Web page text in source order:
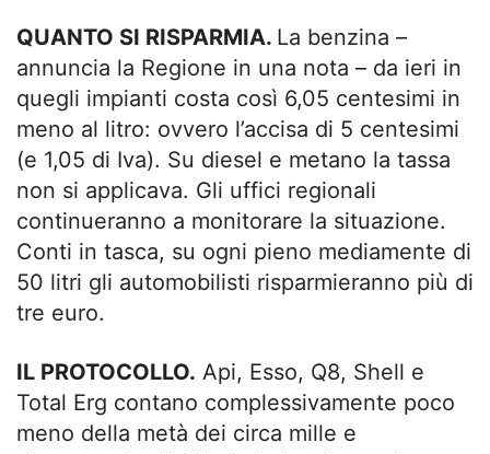
QUANTO SI RISPARMIA. La benzina –
annuncia la Regione in una nota – da ieri in
quegli impianti costa così 6,05 centesimi in
meno al litro: ovvero l’accisa di 5 centesimi
(e 1,05 di Iva). Su diesel e metano la tassa
non si applicava. Gli uffici regionali
continueranno a monitorare la situazione.
Conti in tasca, su ogni pieno mediamente di
50 litri gli automobilisti risparmieranno più di
tre euro.
IL PROTOCOLLO. Api, Esso, Q8, Shell e
Total Erg contano complessivamente poco
meno della metà dei circa mille e